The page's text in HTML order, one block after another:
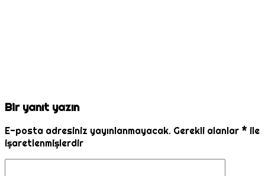
Bir yanıt yazın
E-posta adresiniz yayınlanmayacak. Gerekli alanlar * ile
işaretlenmişlerdir